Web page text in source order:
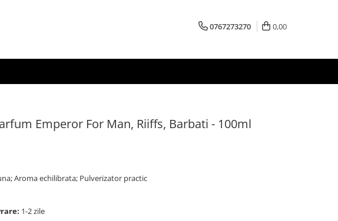
0767273270 0,00
Emperor For Man, Riiffs, Barbati - 100ml
Aroma echilibrata; Pulverizator practic
1-2 zile